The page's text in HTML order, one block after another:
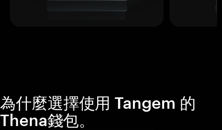
為什麼選擇使用 Tangem 的
Thena錢包。